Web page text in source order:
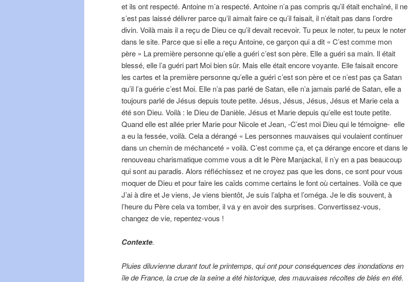
et ils ont respecté. Antoine m’a respecté. Antoine n’a pas compris qu’il était enchaîné, il ne
s’est pas laissé délivrer parce qu’il aimait faire ce qu’il faisait, il n’était pas dans l’ordre
divin. Voilà mais il a reçu de Dieu ce qu’il devait recevoir. Tu peux le noter, tu peux le noter
dans le site. Parce que si elle a reçu Antoine, ce garçon qui a dit « C’est comme mon
père » La première personne qu’elle a guéri c’est son père. Elle a guéri sa main. Il était
blessé, elle l’a guéri part Moi bien sûr. Mais elle était encore voyante. Elle faisait encore
les cartes et la première personne qu’elle a guéri c’est son père et ce n’est pas ça Satan
qu’il l’a guérie c’est Moi. Elle n’a pas parlé de Satan, elle n’a jamais parlé de Satan, elle a
toujours parlé de Jésus depuis toute petite. Jésus, Jésus, Jésus, Jésus et Marie cela a
été son Dieu. Voilà : le Dieu de Danièle. Jésus et Marie depuis qu’elle est toute petite.
Quand elle est allée prier Marie pour Nicole et Jean, -C’est moi Dieu qui le témoigne- elle
a eu la fessée, voilà. Cela a dérangé « Les personnes mauvaises qui voulaient continuer
dans un chemin de méchanceté » voilà. C’est comme ça, et ça dérange encore et dans le
renouveau charismatique comme vous a dit le Père Manjackal, il n’y en a pas beaucoup
qui sont au paradis. Alors réfléchissez et ne croyez pas que les dons, ce sont pour vous
moquer de Dieu et pour faire les caïds comme certains le font où certaines. Voilà ce que
J’ai à dire et Je viens, Je viens bientôt, Je suis l’alpha et l’oméga. Je le dis souvent, à
l’heure du Père cela va tomber, il va y en avoir des surprises. Convertissez-vous,
changez de vie, repentez-vous !
Contexte.
Pluies diluvienne durant tout le printemps, qui ont pour conséquences des inondations en
île de France, la crue de la seine a été historique, des mauvaises récoltes de blés en été.